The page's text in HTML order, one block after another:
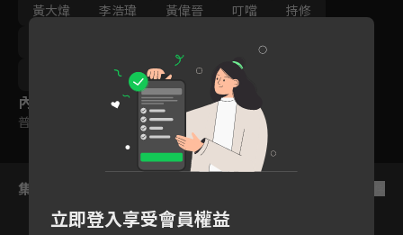
黃大煒
李浩瑋 黃偉晉 叮噹
持修
內容標籤
普遍級
集數列表
立即登入享受會員權益